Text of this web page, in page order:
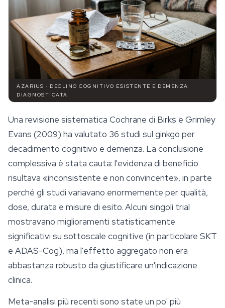
AZARIUS · DECLINO COGNITIVO ESISTENTE E DEMENZA
DIAGNOSTICATA
Una revisione sistematica Cochrane di Birks e Grimley
Evans (2009) ha valutato 36 studi sul ginkgo per
decadimento cognitivo e demenza. La conclusione
complessiva è stata cauta: l'evidenza di beneficio
risultava «inconsistente e non convincente», in parte
perché gli studi variavano enormemente per qualità,
dose, durata e misure di esito. Alcuni singoli trial
mostravano miglioramenti statisticamente
significativi su sottoscale cognitive (in particolare SKT
e ADAS-Cog), ma l'effetto aggregato non era
abbastanza robusto da giustificare un'indicazione
clinica.
Meta-analisi più recenti sono state un po' più